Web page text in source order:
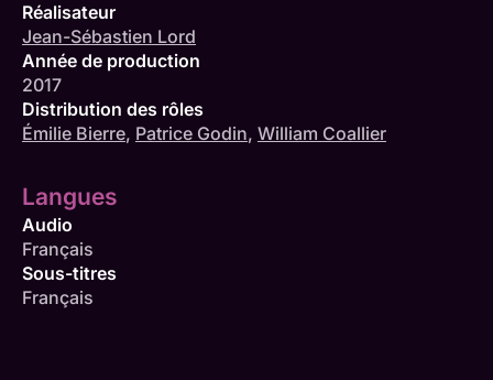
Réalisateur
Jean-Sébastien Lord
Année de production
2017
Distribution des rôles
Émilie Bierre, Patrice Godin, William Coallier
Langues
Audio
Français
Sous-titres
Français